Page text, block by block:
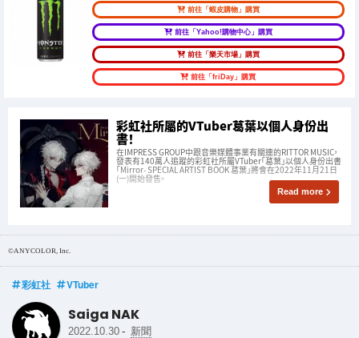
前往「蝦皮購物」購買
前往「Yahoo!購物中心」購買
前往「樂天市場」購買
前往「friDay」購買
彩虹社所屬的VTuber葛葉以個人身份出
書！
在IMPRESS GROUP中跟音樂媒體事業有關連的RITTOR MUSIC，
發表有140萬人追蹤的彩虹社所屬VTuber「葛葉」以個人身份出書
「Mirror- SPECIAL ARTIST BOOK 葛葉」將會在2022年11月21日
(一)開始發售。
Read more
©ANYCOLOR, Inc.
彩虹社 VTuber
Saiga NAK
2022.10.30 - 新聞